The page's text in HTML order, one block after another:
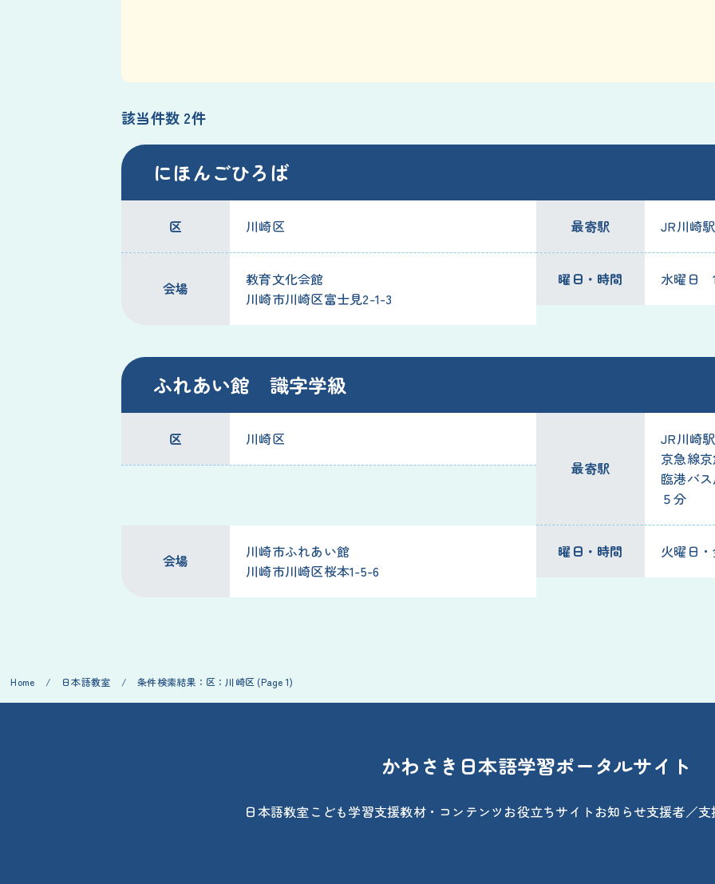
該当件数 2件
にほんごひろば
区 川崎区 最寄駅 JR川崎
会場
教育文化会館
川崎市川崎区富士見2-1-3
曜日・時間 水曜日
ふれあい館 識字学級
区
川崎区
最寄駅
JR川崎駅
京急線
臨港バ
５分
会場
川崎市ふれあい館
川崎市川崎区桜本1-5-6
曜日・時間 火曜日・
Home / 日本語教室 / 条件検索結果：区：川崎区 (Page 1)
かわさき日本語学習ポータルサイト
日本語教室 こども学習支援教材・コンテンツ お役立ちサイト お知らせ支援者／